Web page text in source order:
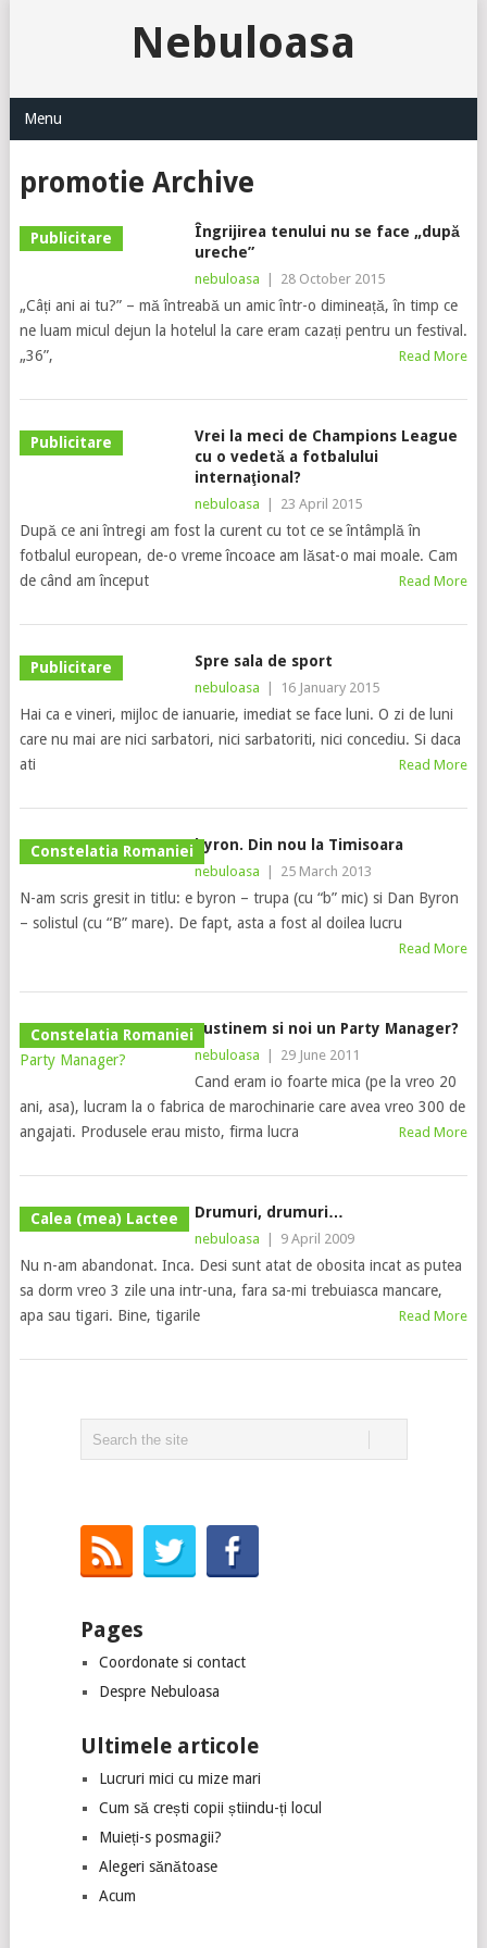
Nebuloasa
Menu
promotie Archive
Publicitare
Îngrijirea tenului nu se face „după
ureche”
nebuloasa 28 October 2015
„Câți ani ai tu?” – mă întreabă un amic într-o dimineață, în timp ce
ne luam micul dejun la hotelul la care eram cazați pentru un festival.
„36”,
Read More
Publicitare
Vrei la meci de Champions League
cu o vedetă a fotbalului
internaţional?
nebuloasa 23 April 2015
După ce ani întregi am fost la curent cu tot ce se întâmplă în
fotbalul european, de-o vreme încoace am lăsat-o mai moale. Cam
de când am început
Read More
Publicitare Spre sala de sport
nebuloasa 16 January 2015
Hai ca e vineri, mijloc de ianuarie, imediat se face luni. O zi de luni
care nu mai are nici sarbatori, nici sarbatoriti, nici concediu. Si daca
ati
Read More
Constelatia Romanieibyron. Din nou la Timisoara
nebuloasa 25 March 2013
N-am scris gresit in titlu: e byron – trupa (cu “b” mic) si Dan Byron
– solistul (cu “B” mare). De fapt, asta a fost al doilea lucru
Read More
Constelatia RomanieiSustinem si noi un Party Manager?
nebuloasa 29 June 2011
Cand eram io foarte mica (pe la vreo 20
ani, asa), lucram la o fabrica de marochinarie care avea vreo 300 de
angajati. Produsele erau misto, firma lucra
Read More
Calea (mea) Lactee Drumuri, drumuri…
nebuloasa 9 April 2009
Nu n-am abandonat. Inca. Desi sunt atat de obosita incat as putea
sa dorm vreo 3 zile una intr-una, fara sa-mi trebuiasca mancare,
apa sau tigari. Bine, tigarile
Read More
Pages
Coordonate si contact
Despre Nebuloasa
Ultimele articole
Lucruri mici cu mize mari
Cum să crești copii știindu-ți locul
Muieți-s posmagii?
Alegeri sănătoase
Acum